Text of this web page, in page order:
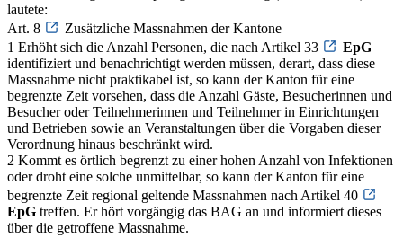
lautete:
Art. 8
Zusätzliche Massnahmen der Kantone
1 Erhöht sich die Anzahl Personen, die nach Artikel 33
EpG
identifiziert und benachrichtigt werden müssen, derart, dass diese
Massnahme nicht praktikabel ist, so kann der Kanton für eine
begrenzte Zeit vorsehen, dass die Anzahl Gäste, Besucherinnen und
Besucher oder Teilnehmerinnen und Teilnehmer in Einrichtungen
und Betrieben sowie an Veranstaltungen über die Vorgaben dieser
Verordnung hinaus beschränkt wird.
2 Kommt es örtlich begrenzt zu einer hohen Anzahl von Infektionen
oder droht eine solche unmittelbar, so kann der Kanton für eine
begrenzte Zeit regional geltende Massnahmen nach Artikel 40
EpG treffen. Er hört vorgängig das BAG an und informiert dieses
über die getroffene Massnahme.